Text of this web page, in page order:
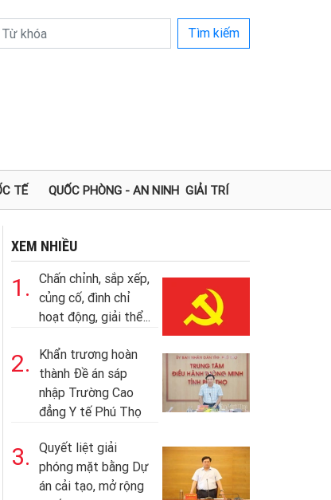
Tìm kiếm
TẾ QUỐC PHÒNG - AN NINH GIẢI TRÍ
XEM NHIỀU
1.
Chấn chỉnh, sắp xếp,
củng cố, đình chỉ
hoạt động, giải thể...
2.
Khẩn trương hoàn
thành Đề án sáp
nhập Trường Cao
đẳng Y tế Phú Thọ
3.
Quyết liệt giải
phóng mặt bằng Dự
án cải tạo, mở rộng